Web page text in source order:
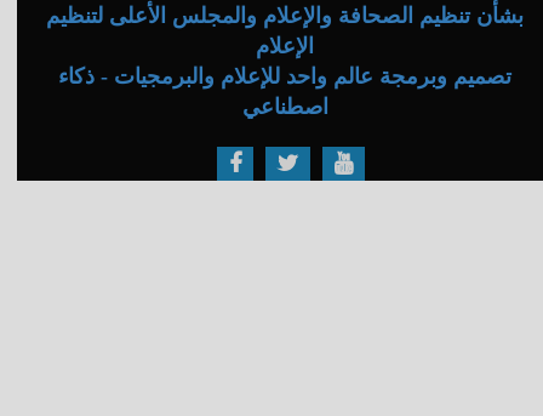
بشأن تنظيم الصحافة والإعلام والمجلس الأعلى لتنظيم
الإعلام
تصميم وبرمجة عالم واحد للإعلام والبرمجيات - ذكاء
اصطناعي